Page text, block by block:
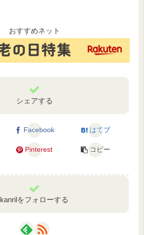
おすすめネット
シェアする
Facebook はてブ
Pinterest コピー
kanrilをフォローする